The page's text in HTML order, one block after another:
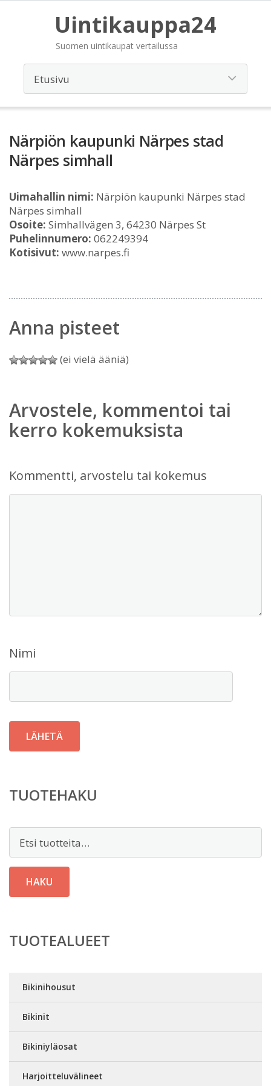
Uintikauppa24
Suomen uintikaupat vertailussa
Närpiön kaupunki Närpes stad
Närpes simhall
Uimahallin nimi: Närpiön kaupunki Närpes stad
Närpes simhall
Osoite: Simhallvägen 3, 64230 Närpes St
Puhelinnumero: 062249394
Kotisivut: www.narpes.fi
Anna pisteet
(ei vielä ääniä)
Arvostele, kommentoi tai
kerro kokemuksista
Kommentti, arvostelu tai kokemus
Nimi
TUOTEHAKU
HAKU
TUOTEALUEET
Bikinihousut
Bikinit
Bikiniyläosat
Harjoitteluvälineet